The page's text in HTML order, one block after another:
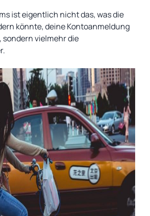
ist eigentlich nicht das, was die
könnte, deine Kontoanmeldung
sondern vielmehr die